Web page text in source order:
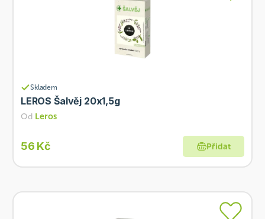
Skladem
LEROS Šalvěj 20x1,5g
Od Leros
56 Kč Přidat